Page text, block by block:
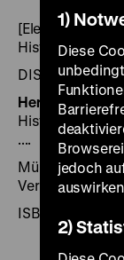
[Elektronische
Historischen
DISKUS, 014
Herausgegeben
Historisches
....
München 1999,
Verlag
ISBN 3-598-
1)
Diese
jedoch
2)